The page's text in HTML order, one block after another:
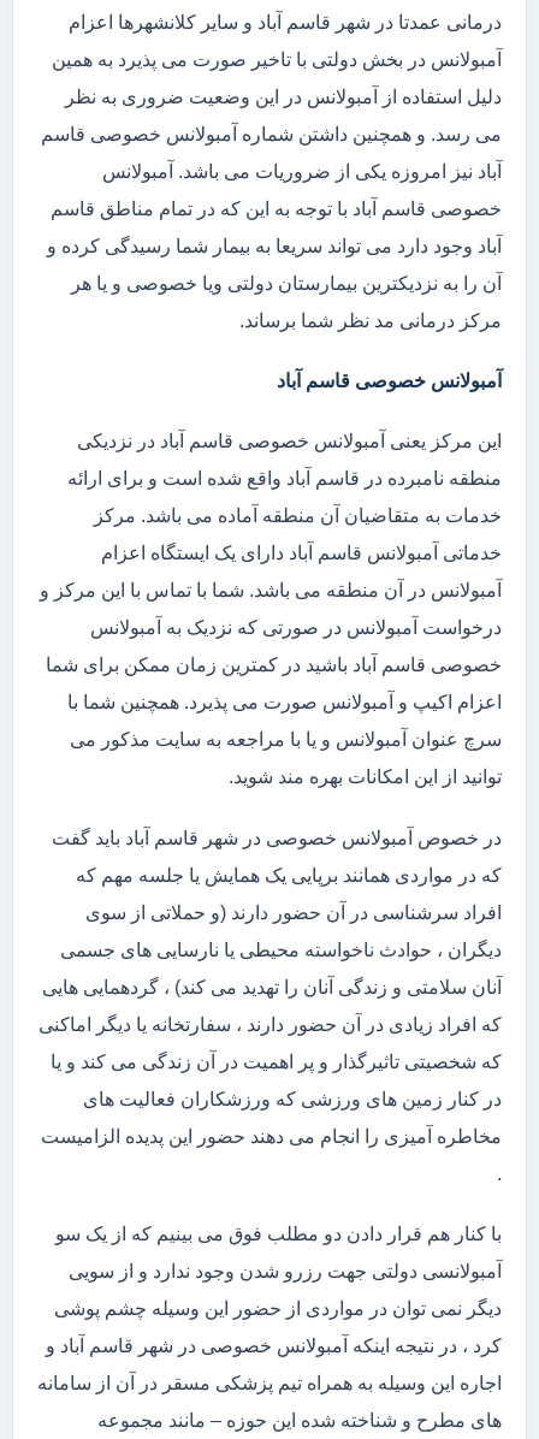
درمانی عمدتا در شهر قاسم آباد و سایر کلانشهرها اعزام
آمبولانس در بخش دولتی با تاخیر صورت می پذیرد به همین
دلیل استفاده از آمبولانس در این وضعیت ضروری به نظر
می رسد. و همچنین داشتن شماره آمبولانس خصوصی قاسم
آباد نیز امروزه یکی از ضروریات می باشد. آمبولانس
خصوصی قاسم آباد با توجه به این که در تمام مناطق قاسم
آباد وجود دارد می تواند سریعا به بیمار شما رسیدگی کرده و
آن را به نزدیکترین بیمارستان دولتی ویا خصوصی و یا هر
مرکز درمانی مد نظر شما برساند.
آمبولانس خصوصی قاسم آباد
این مرکز یعنی آمبولانس خصوصی قاسم آباد در نزدیکی
منطقه نامبرده در قاسم آباد واقع شده است و برای ارائه
خدمات به متقاضیان آن منطقه آماده می باشد. مرکز
خدماتی آمبولانس قاسم آباد دارای یک ایستگاه اعزام
آمبولانس در آن منطقه می باشد. شما با تماس با این مرکز و
درخواست آمبولانس در صورتی که نزدیک به آمبولانس
خصوصی قاسم آباد باشید در کمترین زمان ممکن برای شما
اعزام اکیپ و آمبولانس صورت می پذیرد. همچنین شما با
سرچ عنوان آمبولانس و یا با مراجعه به سایت مذکور می
توانید از این امکانات بهره مند شوید.
در خصوص آمبولانس خصوصی در شهر قاسم آباد باید گفت
که در مواردی همانند برپایی یک همایش یا جلسه مهم که
افراد سرشناسی در آن حضور دارند (و حملاتی از سوی
دیگران ، حوادث ناخواسته محیطی یا نارسایی های جسمی
آنان سلامتی و زندگی آنان را تهدید می کند) ، گردهمایی هایی
که افراد زیادی در آن حضور دارند ، سفارتخانه یا دیگر اماکنی
که شخصیتی تاثیرگذار و پر اهمیت در آن زندگی می کند و یا
در کنار زمین های ورزشی که ورزشکاران فعالیت های
مخاطره آمیزی را انجام می دهند حضور این پدیده الزامیست
.
با کنار هم قرار دادن دو مطلب فوق می بینیم که از یک سو
آمبولانسی دولتی جهت رزرو شدن وجود ندارد و از سویی
دیگر نمی توان در مواردی از حضور این وسیله چشم پوشی
کرد ، در نتیجه اینکه آمبولانس خصوصی در شهر قاسم آباد و
اجاره این وسیله به همراه تیم پزشکی مسقر در آن از سامانه
های مطرح و شناخته شده این حوزه – مانند مجموعه